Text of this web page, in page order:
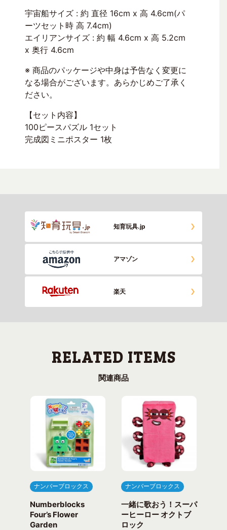
宇宙船サイズ : 約 直径 16cm x 高 4.6cm(パ
ーツセット時 高 7.4cm)
エイリアンサイズ : 約 幅 4.6cm x 高 5.2cm
x 奥行 4.6cm
※ 商品のパッケージや中身は予告なく変更に
なる場合がございます。あらかじめご了承く
ださい。
【セット内容】
100ピースパズル 1セット
完成図ミニポスター 1枚
知育玩具.jp
アマゾン
楽天
関連商品
ナンバーブロックス
Numberblocks
Four’s Flower
Garden
ナンバーブロックス
一緒に歌おう！スーパ
ーヒーロー オクトブ
ロック